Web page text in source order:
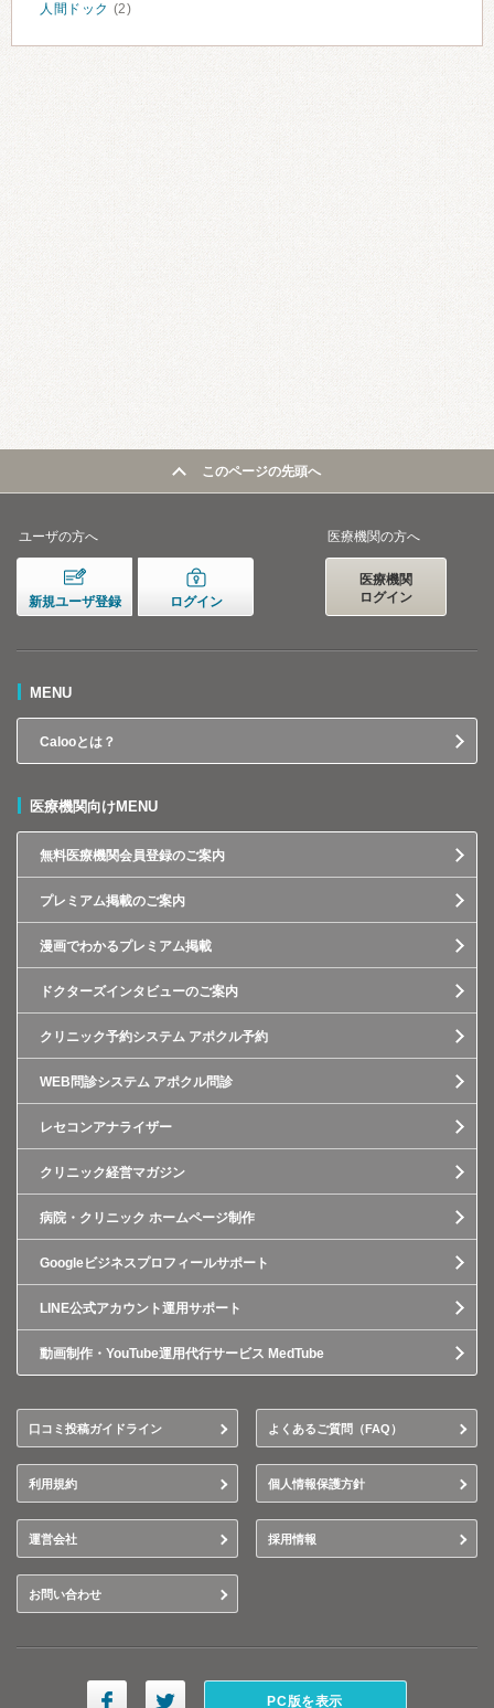
人間ドック (2)
このページの先頭へ
ユーザの方へ
新規ユーザ登録 ログイン
医療機関の方へ
医療機関
ログイン
MENU
Calooとは？
医療機関向けMENU
無料医療機関会員登録のご案内
プレミアム掲載のご案内
漫画でわかるプレミアム掲載
ドクターズインタビューのご案内
クリニック予約システム アポクル予約
WEB問診システム アポクル問診
レセコンアナライザー
クリニック経営マガジン
病院・クリニック ホームページ制作
Googleビジネスプロフィールサポート
LINE公式アカウント運用サポート
動画制作・YouTube運用代行サービス MedTube
口コミ投稿ガイドライン よくあるご質問（FAQ）
利用規約 個人情報保護方針
運営会社 採用情報
お問い合わせ
PC版を表示